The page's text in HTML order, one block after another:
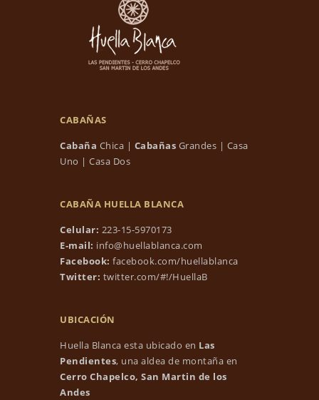
CABAÑAS
Cabaña Chica | Cabañas Grandes | Casa
Uno | Casa Dos
CABAÑA HUELLA BLANCA
Celular: 223-15-5970173
E-mail: info@huellablanca.com
Facebook: facebook.com/huellablanca
Twitter: twitter.com/#!/HuellaB
UBICACIÓN
Huella Blanca esta ubicado en Las
Pendientes, una aldea de montaña en
Cerro Chapelco, San Martin de los
Andes